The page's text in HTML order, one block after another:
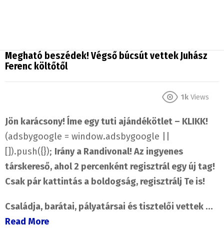
Megható beszédek! Végső búcsút vettek Juhász
Ferenc költőtől
1k Views
Jön karácsony! Íme egy tuti ajándékötlet – KLIKK!
(adsbygoogle = window.adsbygoogle ||
[]).push({}); Irány a Randivonal! Az ingyenes
társkereső, ahol 2 percenként regisztrál egy új tag!
Csak pár kattintás a boldogság, regisztrálj Te is!
Családja, barátai, pályatársai és tisztelői vettek …
Read More